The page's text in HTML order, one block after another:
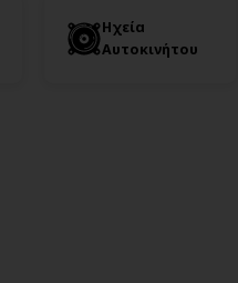
Ηχεία
Αυτοκινήτου